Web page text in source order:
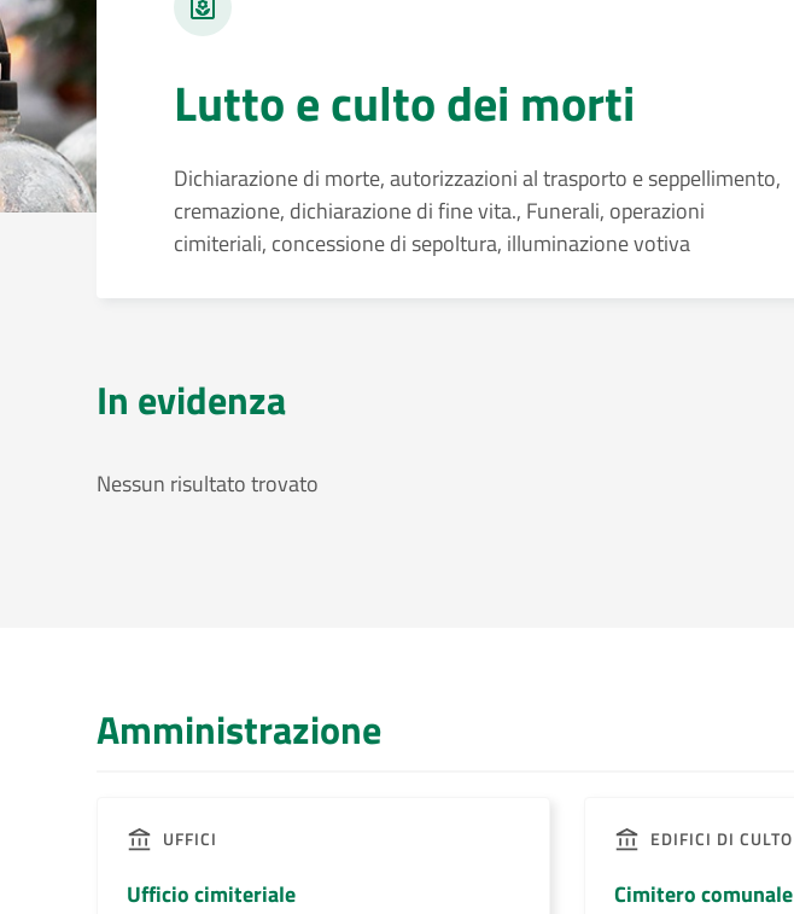
Lutto e culto dei morti
Dichiarazione di morte, autorizzazioni al trasporto e seppellimento,
cremazione, dichiarazione di fine vita., Funerali, operazioni
cimiteriali, concessione di sepoltura, illuminazione votiva
In evidenza
Nessun risultato trovato
Amministrazione
UFFICI
Ufficio cimiteriale
EDIFICI DI CULTO
Cimitero comunale